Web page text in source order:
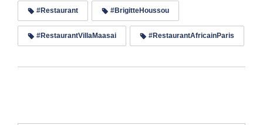
#Restaurant #BrigitteHoussou
#RestaurantVillaMaasai #RestaurantAfricainParis